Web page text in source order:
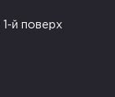
1-й поверх